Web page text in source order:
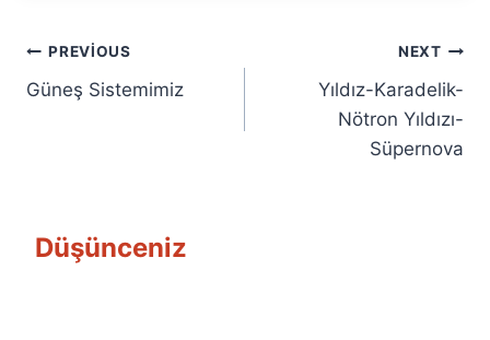
Yazı
gezinmesi
PREVIOUS
Güneş Sistemimiz
NEXT
Yıldız-Karadelik-
Nötron Yıldızı-
Süpernova
Düşünceniz